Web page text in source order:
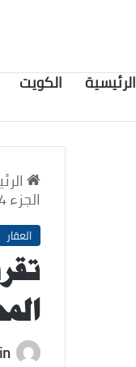
الرئيسية الكويت
الجزء 4 “
العقار